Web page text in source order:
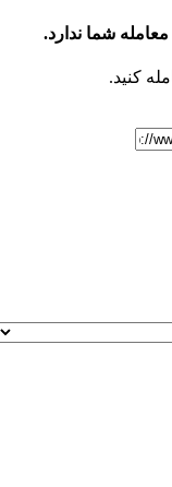
شما ندارد.
کنید.